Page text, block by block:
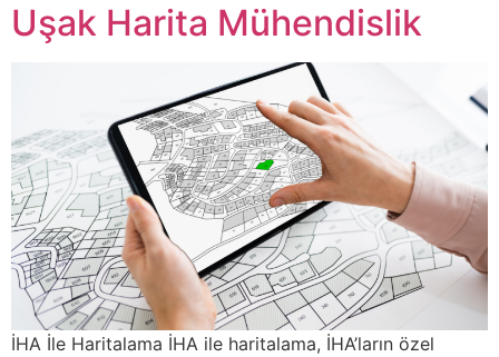
Uşak Harita Mühendislik
İHA İle Haritalama İHA ile haritalama, İHA’ların özel